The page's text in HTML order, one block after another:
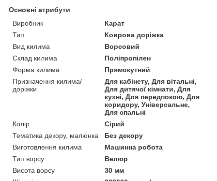
Основні атрибути
Виробник
Карат
Тип
Коврова доріжка
Вид килима
Ворсовий
Склад килима
Поліпропілен
Форма килима
Прямокутний
Призначення килима/
доріжки
Для кабінету, Для вітальні,
Для дитячої кімнати, Для
кухні, Для передпокою, Для
коридору, Універсальне,
Для спальні
Колір
Сірий
Тематика декору, малюнка
Без декору
Виготовлення килима
Машинна робота
Тип ворсу
Велюр
Висота ворсу
30 мм